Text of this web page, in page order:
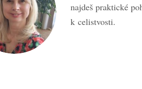
najdeš praktické
k celistvosti.